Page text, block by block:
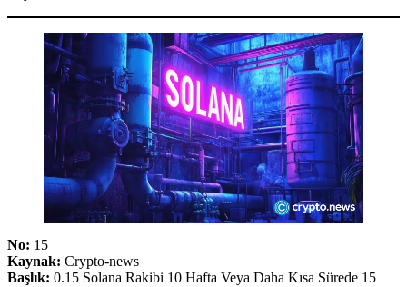
No: 15
Kaynak: Crypto-news
Başlık: 0.15 Solana Rakibi 10 Hafta Veya Daha Kısa Sürede 15